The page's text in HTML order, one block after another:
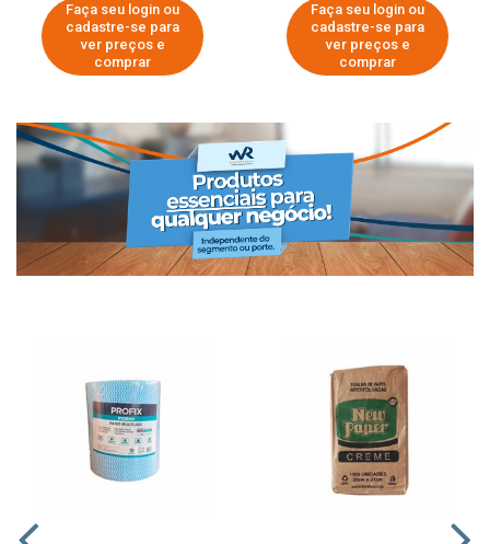
Faça seu login ou
cadastre-se para
ver preços e
comprar
Faça seu login ou
cadastre-se para
ver preços e
comprar